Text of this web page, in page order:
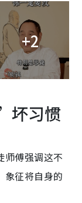
+2
坏习惯
傅强调这不
象征将自身的